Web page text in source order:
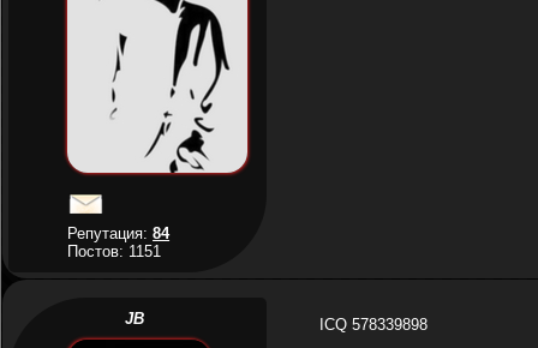
Репутация:84
Постов: 1151
JB
ICQ 578339898